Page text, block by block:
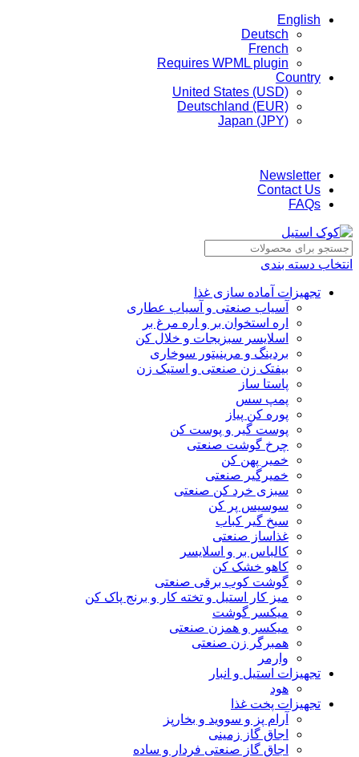
English
Deutsch
French
Requires WPML plugin
Country
United States (USD)
Deutschland (EUR)
Japan (JPY)
Newsletter
Contact Us
FAQs
انتخاب دسته بندی
تجهیزات آماده سازی غذا
آسیاب صنعتی و آسیاب عطاری
اره استخوان بر و اره مرغ بر
اسلایسر سبزیجات و خلال کن
بردینگ و مرینیتور سوخاری
بیفتک زن صنعتی و استیک زن
پاستا ساز
پمپ سس
پوره کن پیاز
پوست گیر و پوست کن
چرخ گوشت صنعتی
خمیر پهن کن
خمیرگیر صنعتی
سبزی خرد کن صنعتی
سوسیس پر کن
سیخ گیر کباب
غذاساز صنعتی
کالباس بر و اسلایسر
کاهو خشک کن
گوشت کوب برقی صنعتی
میز کار استیل و تخته کار و برنج پاک کن
میکسر گوشت
میکسر و همزن صنعتی
همبرگر زن صنعتی
وارمر
تجهیزات استیل و انبار
هود
تجهیزات پخت غذا
آرام پز و سووید و بخارپز
اجاق گاز زمینی
اجاق گاز صنعتی فردار و ساده